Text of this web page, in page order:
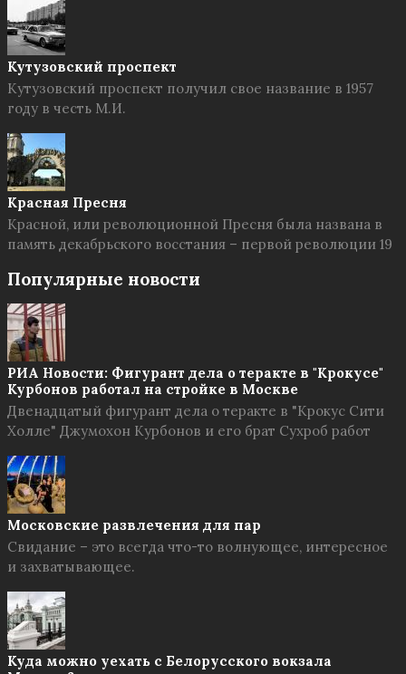
Кутузовский проспект
Кутузовский проспект получил свое название в 1957
году в честь М.И.
Красная Пресня
Красной, или революционной Пресня была названа в
память декабрьского восстания – первой революции 19
Популярные новости
РИА Новости: Фигурант дела о теракте в "Крокусе"
Курбонов работал на стройке в Москве
Двенадцатый фигурант дела о теракте в "Крокус Сити
Холле" Джумохон Курбонов и его брат Сухроб работ
Московские развлечения для пар
Свидание – это всегда что-то волнующее, интересное
и захватывающее.
Куда можно уехать с Белорусского вокзала